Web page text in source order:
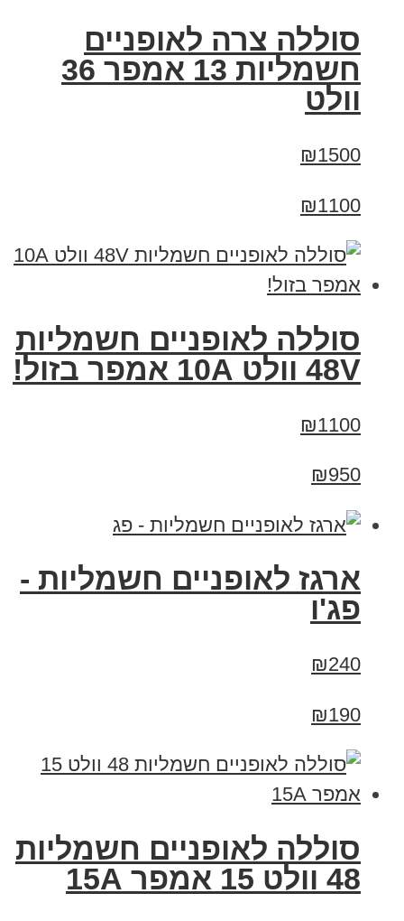
סוללה צרה לאופניים
חשמליות 13 אמפר 36
וולט
₪1500
₪1100
סוללה לאופניים חשמליות
48V וולט 10A אמפר בזול!
₪1100
₪950
ארגז לאופניים חשמליות -
פג'ו
₪240
₪190
סוללה לאופניים חשמליות
48 וולט 15 אמפר 15A